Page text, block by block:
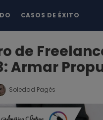
CASOS DE ÉXITO
de
Armar
Soledad Pagés